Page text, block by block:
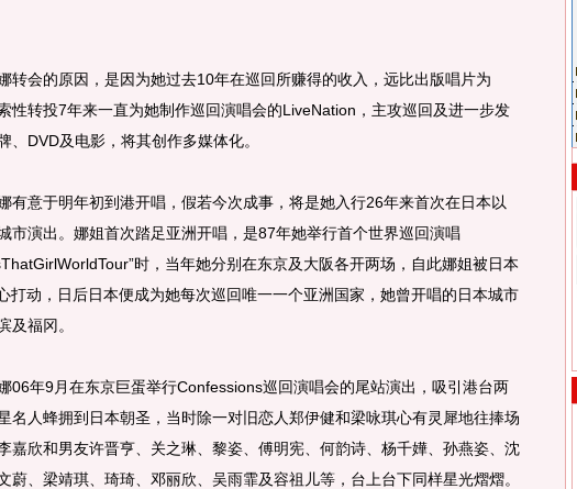
会的原因，是因为她过去10年在巡回所赚得的收入，远比出版唱片为
性转投7年来一直为她制作巡回演唱会的LiveNation，主攻巡回及进一步发
、DVD及电影，将其创作多媒体化。
意于明年初到港开唱，假若今次成事，将是她入行26年来首次在日本以
市演出。娜姐首次踏足亚洲开唱，是87年她举行首个世界巡回演唱
时，当年她分别在东京及大阪各开两场，自此娜姐被日本
打动，日后日本便成为她每次巡回唯一一个亚洲国家，她曾开唱的日本城市
及福冈。
年9月在东京巨蛋举行Confessions巡回演唱会的尾站演出，吸引港台两
名人蜂拥到日本朝圣，当时除一对旧恋人郑伊健和梁咏琪心有灵犀地往捧场
嘉欣和男友许晋亨、关之琳、黎姿、傅明宪、何韵诗、杨千嬅、孙燕姿、沈
蔚、梁靖琪、琦琦、邓丽欣、吴雨霏及容祖儿等，台上台下同样星光熠熠。